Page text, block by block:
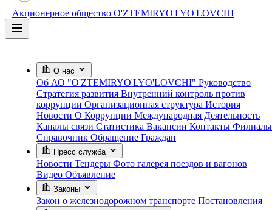
Акционерное общество O'ZTEMIRYO'LYO'LOVCHI
О нас
Об АО "O'ZTEMIRYO'LYO'LOVCHI" Руководство
Стратегия развития Внутренний контроль против
коррупции Организационная структура История
Новости О Коррупции Международная Деятельность
Каналы связи Статистика Вакансии Контакты Филиалы
Справочник Обращение Граждан
Пресс служба
Новости Тендеры Фото галерея поездов и вагонов
Видео Объявление
Законы
Закон о железнодорожном транспорте Постановления